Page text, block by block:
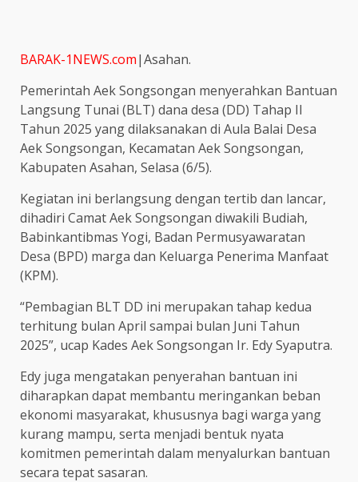
BARAK-1NEWS.com|Asahan.
Pemerintah Aek Songsongan menyerahkan Bantuan
Langsung Tunai (BLT) dana desa (DD) Tahap II
Tahun 2025 yang dilaksanakan di Aula Balai Desa
Aek Songsongan, Kecamatan Aek Songsongan,
Kabupaten Asahan, Selasa (6/5).
Kegiatan ini berlangsung dengan tertib dan lancar,
dihadiri Camat Aek Songsongan diwakili Budiah,
Babinkantibmas Yogi, Badan Permusyawaratan
Desa (BPD) marga dan Keluarga Penerima Manfaat
(KPM).
“Pembagian BLT DD ini merupakan tahap kedua
terhitung bulan April sampai bulan Juni Tahun
2025”, ucap Kades Aek Songsongan Ir. Edy Syaputra.
Edy juga mengatakan penyerahan bantuan ini
diharapkan dapat membantu meringankan beban
ekonomi masyarakat, khususnya bagi warga yang
kurang mampu, serta menjadi bentuk nyata
komitmen pemerintah dalam menyalurkan bantuan
secara tepat sasaran.